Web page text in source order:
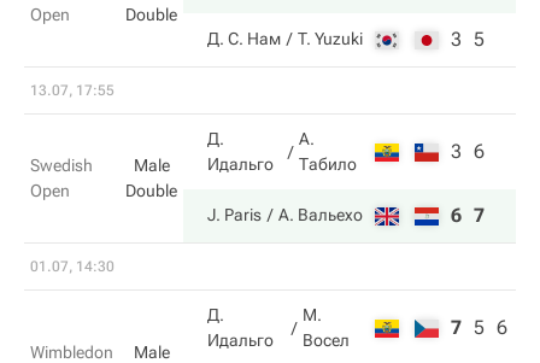
Open
Double
Д. С. Нам T. Yuzuki 3 5
13.07, 17:55
Swedish
Open
Male
Double
Д.
Идальго
А.
Табило
3 6
J. Paris А. Вальехо 6 7
01.07, 14:30
Wimbledon
Male
Д.
Идальго
М.
Восел
7 5 6